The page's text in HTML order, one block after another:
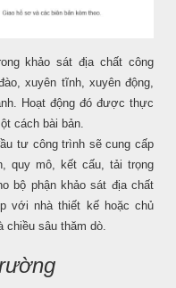
khảo sát địa chất công
xuyên tĩnh, xuyên động,
Hoạt động đó được thực
cách bài bản.
tư công trình sẽ cung cấp
quy mô, kết cấu, tải trọng
bộ phận khảo sát địa chất
với nhà thiết kế hoặc chủ
sâu thăm dò.